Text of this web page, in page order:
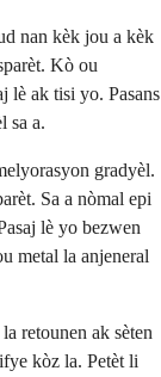
nan kèk jou a kèk
Kò ou
lè ak tisi yo. Pasans
sa a.
gradyèl.
Sa a nòmal epi
lè yo bezwen
metal la anjeneral
retounen ak sèten
kòz la. Petèt li